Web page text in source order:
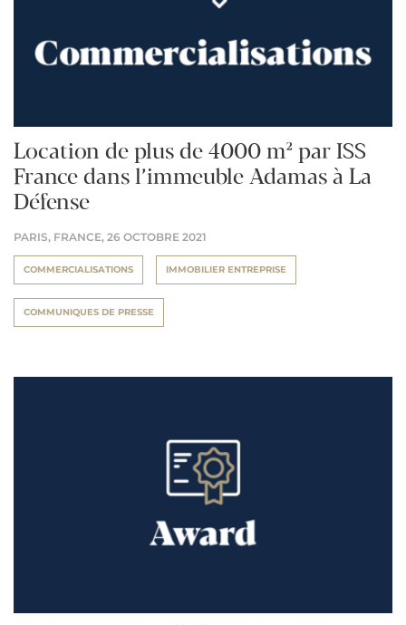
Location de plus de 4000 m² par ISS
France dans l’immeuble Adamas à La
Défense
PARIS, FRANCE, 26 OCTOBRE 2021
COMMERCIALISATIONS IMMOBILIER ENTREPRISE
COMMUNIQUES DE PRESSE